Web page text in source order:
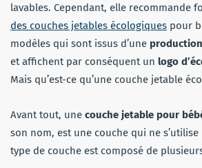
lavables. Cependant, elle recommande
des couches jetables écologiques pour
modèles qui sont issus d’une
et affichent par conséquent un logo
Mais qu’est-ce qu’une couche jetable
Avant tout, une couche jetable pour
son nom, est une couche qui ne s’utilise
type de couche est composé de